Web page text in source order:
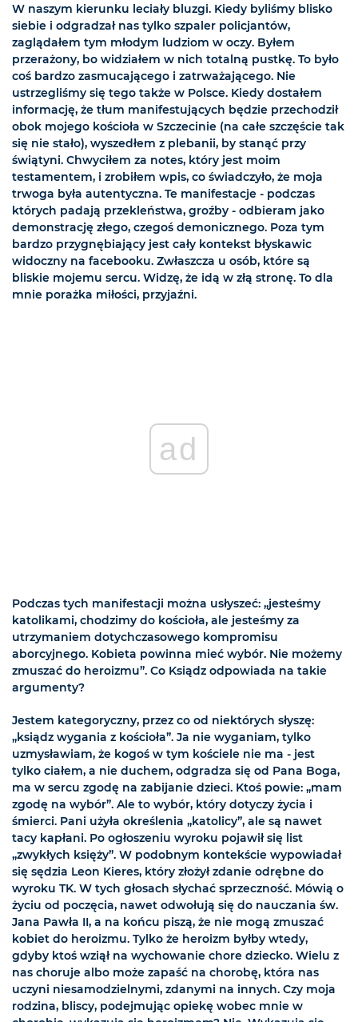
W naszym kierunku leciały bluzgi. Kiedy byliśmy blisko
siebie i odgradzał nas tylko szpaler policjantów,
zaglądałem tym młodym ludziom w oczy. Byłem
przerażony, bo widziałem w nich totalną pustkę. To było
coś bardzo zasmucającego i zatrważającego. Nie
ustrzegliśmy się tego także w Polsce. Kiedy dostałem
informację, że tłum manifestujących będzie przechodził
obok mojego kościoła w Szczecinie (na całe szczęście tak
się nie stało), wyszedłem z plebanii, by stanąć przy
świątyni. Chwyciłem za notes, który jest moim
testamentem, i zrobiłem wpis, co świadczyło, że moja
trwoga była autentyczna. Te manifestacje - podczas
których padają przekleństwa, groźby - odbieram jako
demonstrację złego, czegoś demonicznego. Poza tym
bardzo przygnębiający jest cały kontekst błyskawic
widoczny na facebooku. Zwłaszcza u osób, które są
bliskie mojemu sercu. Widzę, że idą w złą stronę. To dla
mnie porażka miłości, przyjaźni.
ad
Podczas tych manifestacji można usłyszeć: „jesteśmy
katolikami, chodzimy do kościoła, ale jesteśmy za
utrzymaniem dotychczasowego kompromisu
aborcyjnego. Kobieta powinna mieć wybór. Nie możemy
zmuszać do heroizmu”. Co Ksiądz odpowiada na takie
argumenty?
Jestem kategoryczny, przez co od niektórych słyszę:
„ksiądz wygania z kościoła”. Ja nie wyganiam, tylko
uzmysławiam, że kogoś w tym kościele nie ma - jest
tylko ciałem, a nie duchem, odgradza się od Pana Boga,
ma w sercu zgodę na zabijanie dzieci. Ktoś powie: „mam
zgodę na wybór”. Ale to wybór, który dotyczy życia i
śmierci. Pani użyła określenia „katolicy”, ale są nawet
tacy kapłani. Po ogłoszeniu wyroku pojawił się list
„zwykłych księży”. W podobnym kontekście wypowiadał
się sędzia Leon Kieres, który złożył zdanie odrębne do
wyroku TK. W tych głosach słychać sprzeczność. Mówią o
życiu od poczęcia, nawet odwołują się do nauczania św.
Jana Pawła II, a na końcu piszą, że nie mogą zmuszać
kobiet do heroizmu. Tylko że heroizm byłby wtedy,
gdyby ktoś wziął na wychowanie chore dziecko. Wielu z
nas choruje albo może zapaść na chorobę, która nas
uczyni niesamodzielnymi, zdanymi na innych. Czy moja
rodzina, bliscy, podejmując opiekę wobec mnie w